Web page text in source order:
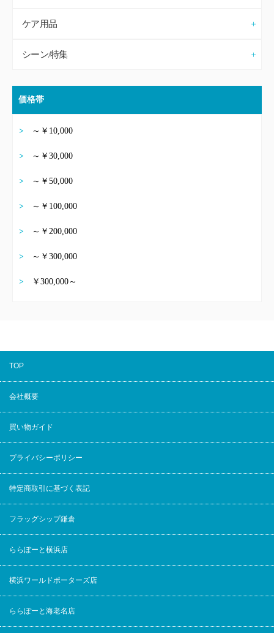
ケア用品
シーン/特集
価格帯
～￥10,000
～￥30,000
～￥50,000
～￥100,000
～￥200,000
～￥300,000
￥300,000～
TOP
会社概要
買い物ガイド
プライバシーポリシー
特定商取引に基づく表記
フラッグシップ鎌倉
ららぽーと横浜店
横浜ワールドポーターズ店
ららぽーと海老名店